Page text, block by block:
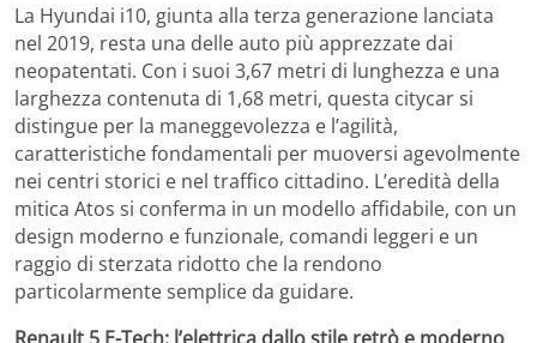
La Hyundai i10, giunta alla terza generazione lanciata
nel 2019, resta una delle auto più apprezzate dai
neopatentati. Con i suoi 3,67 metri di lunghezza e una
larghezza contenuta di 1,68 metri, questa citycar si
distingue per la maneggevolezza e l’agilità,
caratteristiche fondamentali per muoversi agevolmente
nei centri storici e nel traffico cittadino. L’eredità della
mitica Atos si conferma in un modello affidabile, con un
design moderno e funzionale, comandi leggeri e un
raggio di sterzata ridotto che la rendono
particolarmente semplice da guidare.
Renault 5 E-Tech: l’elettrica dallo stile retrò e moderno